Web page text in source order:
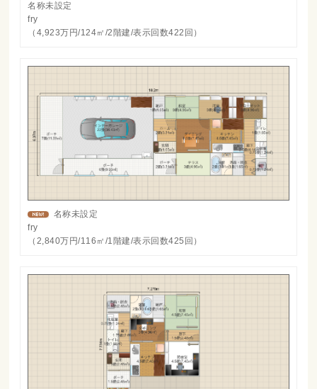
名称未設定
fry
（4,923万円/124㎡/2階建/表示回数422回）
名称未設定
fry
（2,840万円/116㎡/1階建/表示回数425回）